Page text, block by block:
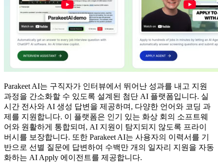
Parakeet AI는 구직자가 인터뷰에서 뛰어난 성과를 내고 지원
과정을 간소화할 수 있도록 설계된 첨단 AI 플랫폼입니다. 실
시간 전사와 AI 생성 답변을 제공하며, 다양한 언어와 코딩 과
제를 지원합니다. 이 플랫폼은 인기 있는 화상 회의 소프트웨
어와 원활하게 통합되며, AI 지원이 탐지되지 않도록 프라이
버시를 보장합니다. 또한 Parakeet AI는 사용자의 이력서를 기
반으로 선별 질문에 답변하여 수백만 개의 일자리 지원을 자동
화하는 AI Apply 에이전트를 제공합니다.